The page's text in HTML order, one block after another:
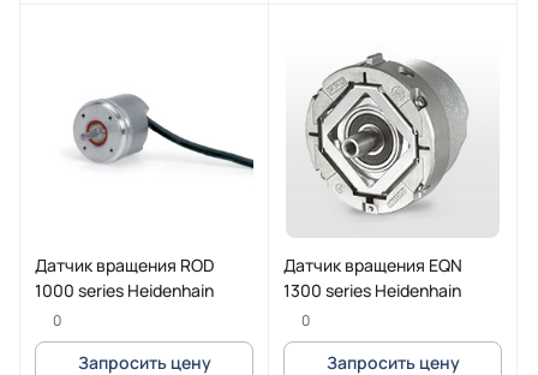
Датчик вращения ROD
1000 series Heidenhain
0
Запросить цену
Датчик вращения EQN
1300 series Heidenhain
0
Запросить цену